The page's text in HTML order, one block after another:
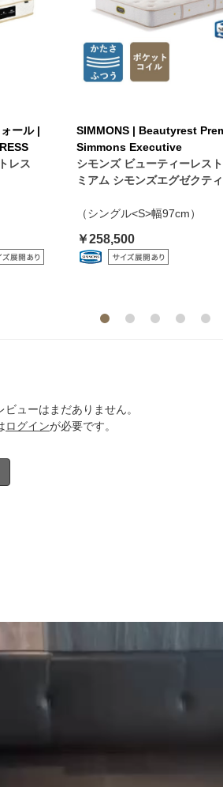
ール |
レス
SIMMONS | Beautyrest
Simmons Executive
シモンズ ビューティーレス
ミアム シモンズエグゼクテ
（シングル<S>幅97cm）
￥258,500
ューはまだありません。
ログインが必要です。